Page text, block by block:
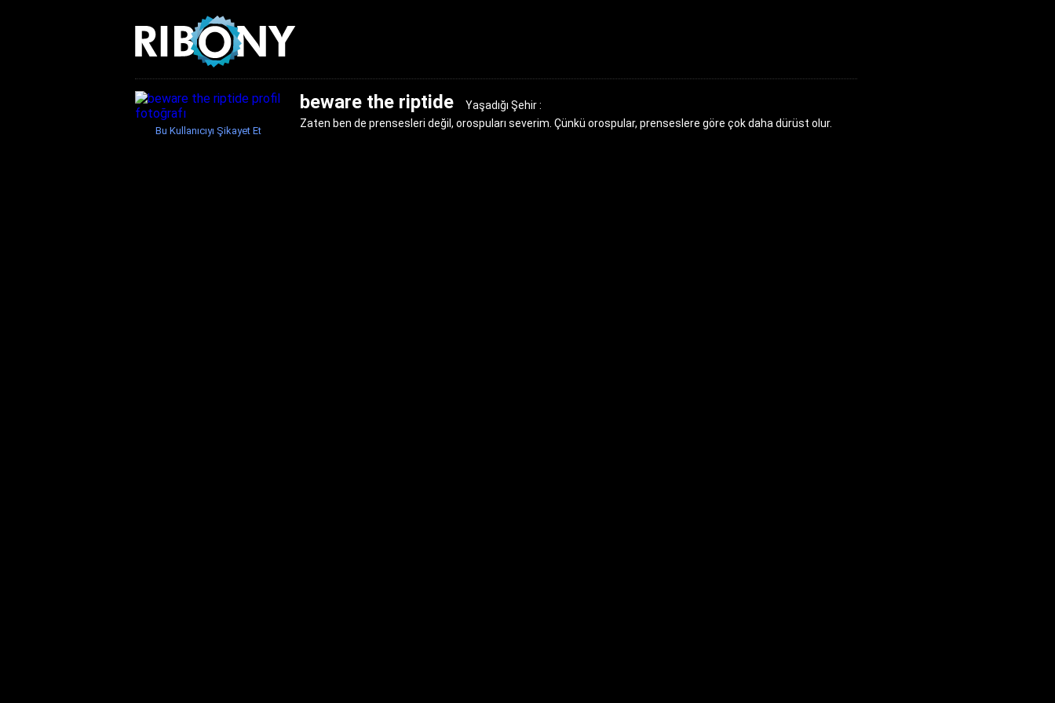
Bu Kullanıcıyı Şikayet Et
beware the riptide
Yaşadığı Şehir :
Zaten ben de prensesleri değil, orospuları severim. Çünkü orospular, prenseslere göre çok daha dürüst olur.